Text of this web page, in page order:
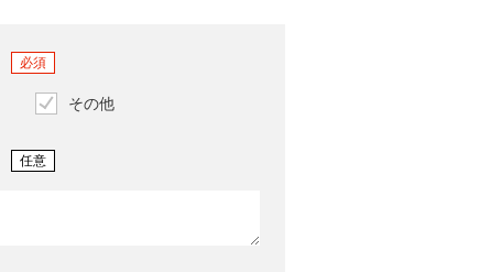
必須
その他
任意